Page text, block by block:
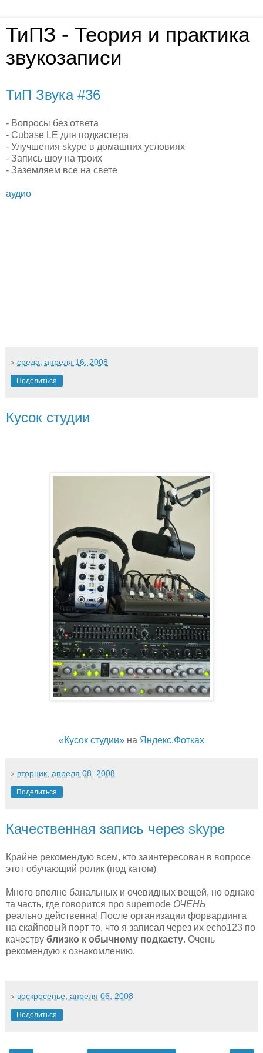
ТиПЗ - Теория и практика
звукозаписи
ТиП Звука #36
- Вопросы без ответа
- Cubase LE для подкастера
- Улучшения skype в домашних условиях
- Запись шоу на троих
- Заземляем все на свете
аудио
▹ среда, апреля 16, 2008
Поделиться
Кусок студии
«Кусок студии» на Яндекс.Фотках
▹ вторник, апреля 08, 2008
Поделиться
Качественная запись через skype
Крайне рекомендую всем, кто заинтересован в вопросе
этот обучающий ролик (под катом)
Много вполне банальных и очевидных вещей, но однако
та часть, где говорится про supernode ОЧЕНЬ
реально действенна! После организации форвардинга
на скайповый порт то, что я записал через их echo123 по
качеству близко к обычному подкасту. Очень
рекомендую к ознакомлению.
▹ воскресенье, апреля 06, 2008
Поделиться